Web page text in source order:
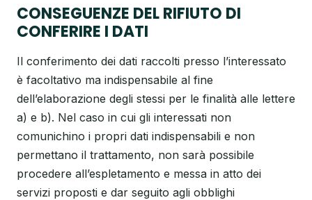
CONSEGUENZE DEL RIFIUTO DI
CONFERIRE I DATI
Il conferimento dei dati raccolti presso l’interessato
è facoltativo ma indispensabile al fine
dell’elaborazione degli stessi per le finalità alle lettere
a) e b). Nel caso in cui gli interessati non
comunichino i propri dati indispensabili e non
permettano il trattamento, non sarà possibile
procedere all’espletamento e messa in atto dei
servizi proposti e dar seguito agli obblighi